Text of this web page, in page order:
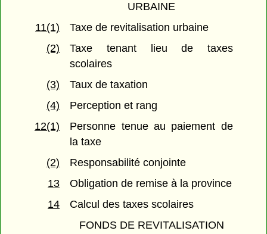
URBAINE
11(1)
Taxe de revitalisation urbaine
(2)
Taxe tenant lieu de taxes
scolaires
(3)
Taux de taxation
(4)
Perception et rang
12(1)
Personne tenue au paiement de
la taxe
(2)
Responsabilité conjointe
13
Obligation de remise à la province
14
Calcul des taxes scolaires
FONDS DE REVITALISATION